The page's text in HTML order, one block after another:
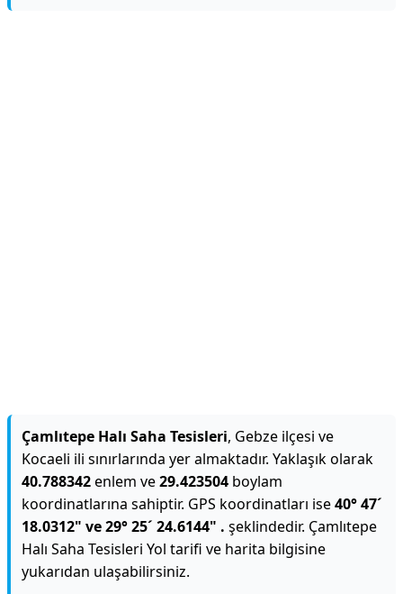
Çamlıtepe Halı Saha Tesisleri, Gebze ilçesi ve
Kocaeli ili sınırlarında yer almaktadır. Yaklaşık olarak
40.788342enlem ve29.423504 boylam
koordinatlarına sahiptir. GPS koordinatları ise40° 47´
18.0312" ve 29° 25´ 24.6144" . şeklindedir. Çamlıtepe
Halı Saha Tesisleri Yol tarifi ve harita bilgisine
yukarıdan ulaşabilirsiniz.